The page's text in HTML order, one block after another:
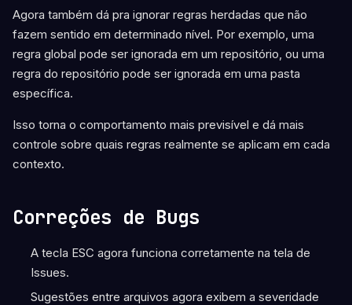
Agora também dá pra ignorar regras herdadas que não
fazem sentido em determinado nível. Por exemplo, uma
regra global pode ser ignorada em um repositório, ou uma
regra do repositório pode ser ignorada em uma pasta
específica.
Isso torna o comportamento mais previsível e dá mais
controle sobre quais regras realmente se aplicam em cada
contexto.
Correções de Bugs
A tecla ESC agora funciona corretamente na tela de
Issues.
Sugestões entre arquivos agora exibem a severidade